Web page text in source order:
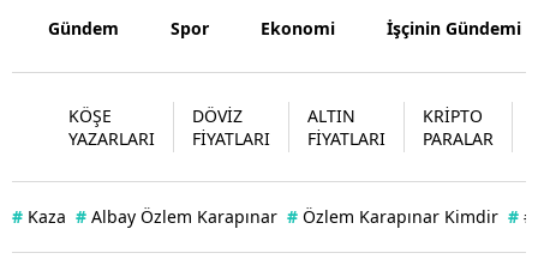
Şırnak
Ardahan
Gündem Spor Ekonomi İşçinin Gündemi
KÖŞE
YAZARLARI
DÖVİZ
FİYATLARI
ALTIN
FİYATLARI
KRİPTO
PARALAR
# Kaza # Albay Özlem Karapınar # Özlem Karapınar Kimdir #